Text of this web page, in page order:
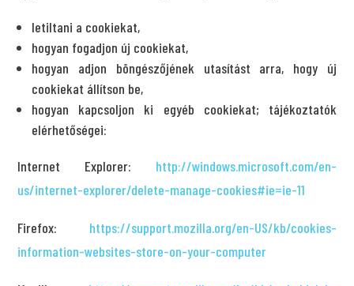
letiltani a cookiekat,
hogyan fogadjon új cookiekat,
hogyan adjon böngészőjének utasítást arra, hogy új
cookiekat állítson be,
hogyan kapcsoljon ki egyéb cookiekat; tájékoztatók
elérhetőségei:
Internet Explorer: http://windows.microsoft.com/en-
us/internet-explorer/delete-manage-cookies#ie=ie-11
Firefox: https://support.mozilla.org/en-US/kb/cookies-
information-websites-store-on-your-computer